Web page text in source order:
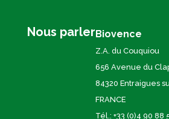
Nous parlerBiovence
Z.A. du Couquiou
656 Avenue du
84320 Entraigues
FRANCE
Tél.: +33 (0)4 90 88